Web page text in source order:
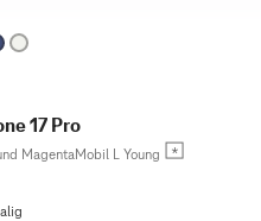
17 Pro
MagentaMobil L Young